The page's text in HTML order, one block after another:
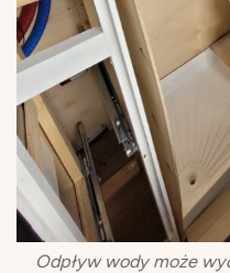
Odpływ wody może